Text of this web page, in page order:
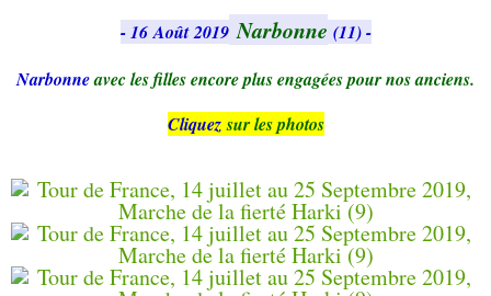
- 16 Août 2019Narbonne (11) -
Narbonneavec les filles encore plus engagées pour nos anciens.
Cliquezsur les photos